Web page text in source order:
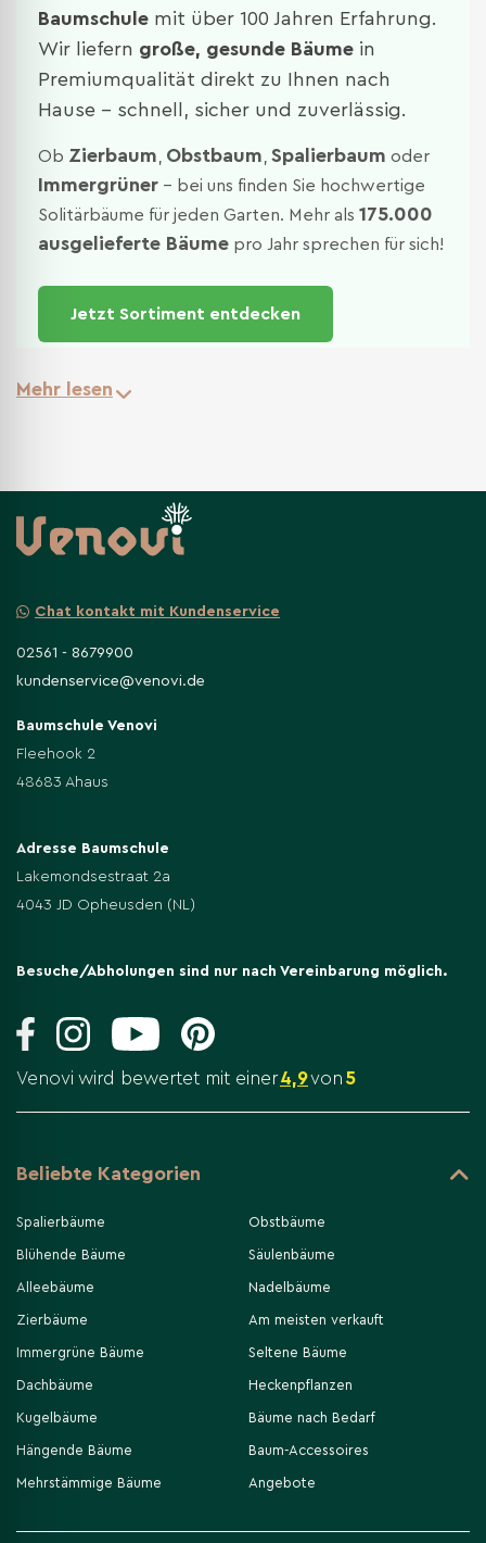
Baumschule mit über 100 Jahren Erfahrung.
Wir liefern große, gesunde Bäume in
Premiumqualität direkt zu Ihnen nach
Hause – schnell, sicher und zuverlässig.
Ob Zierbaum Obstbaum Spalierbaum oder
Immergrüner – bei uns finden Sie hochwertige
Solitärbäume für jeden Garten. Mehr als 175.000
ausgelieferte Bäume pro Jahr sprechen für sich!
Jetzt Sortiment entdecken
Familienbetrieb in der Baumschulwelt verwurzelt.
Unsere Leidenschaft für gesunde, kräftige Bäume
Mit über100 Jahren Erfahrung
traditionelles Handwerk mit moderner
beliefern wir private Gartenbesitzer, Garten- und
Landschaftsbauer sowie Fachhändler in ganz
Europa.
Solitärbäumen
Zier- und Formbäumen
versandfertigen Baum.
Unser Sortiment &
Baumschulwissen
Auf über 160 Hektar Anbaufläche
Sortiment
als auch durch Auswahl überzeugt.
Von Laub- und Nadelbäumen über
Mehr lesen
Chat kontakt mit Kundenservice
02561 - 8679900
kundenservice@venovi.de
Baumschule Venovi
Fleehook 2
48683 Ahaus
Adresse Baumschule
Lakemondsestraat 2a
4043 JD Opheusden (NL)
Besuche/Abholungen sind nur nach Vereinbarung möglich.
Venovi wird bewertet mit einer4,9von 5
Beliebte Kategorien
Spalierbäume
Blühende Bäume
Alleebäume
Zierbäume
Immergrüne Bäume
Dachbäume
Kugelbäume
Hängende Bäume
Mehrstämmige Bäume
Obstbäume
Säulenbäume
Nadelbäume
Am meisten verkauft
Seltene Bäume
Heckenpflanzen
Bäume nach Bedarf
Baum-Accessoires
Angebote